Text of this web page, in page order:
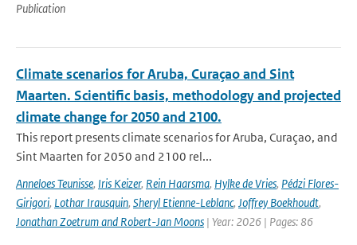
Publication
Climate scenarios for Aruba, Curaçao and Sint
Maarten. Scientific basis, methodology and projected
climate change for 2050 and 2100.
This report presents climate scenarios for Aruba, Curaçao, and
Sint Maarten for 2050 and 2100 rel...
Anneloes Teunisse, Iris Keizer, Rein Haarsma, Hylke de Vries, Pédzi Flores-
Girigori, Lothar Irausquin, Sheryl Etienne-Leblanc, Joffrey Boekhoudt,
Jonathan Zoetrum and Robert-Jan Moons | Year: 2026 | Pages: 86